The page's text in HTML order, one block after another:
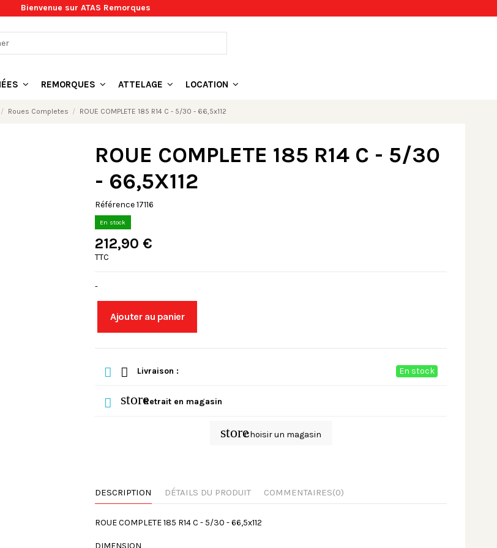
Bienvenue sur ATAS Remorques
REMORQUES ATTELAGE LOCATION
Roues Completes ROUE COMPLETE 185 R14 C - 5/30 - 66,5x112
ROUE COMPLETE 185 R14 C - 5/30
- 66,5X112
Référence17116
En stock
212,90 €
TTC
-
Ajouter au panier
Livraison : En stock
storeRetrait en magasin
storeChoisir un magasin
DESCRIPTION DÉTAILS DU PRODUIT COMMENTAIRES(0)
ROUE COMPLETE 185 R14 C - 5/30 - 66,5x112
DIMENSION